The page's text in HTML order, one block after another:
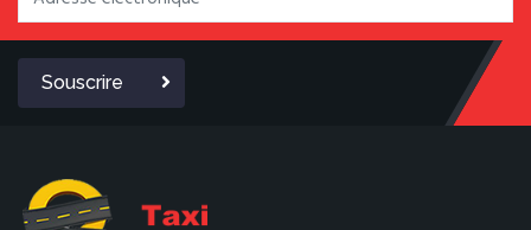
Souscrire